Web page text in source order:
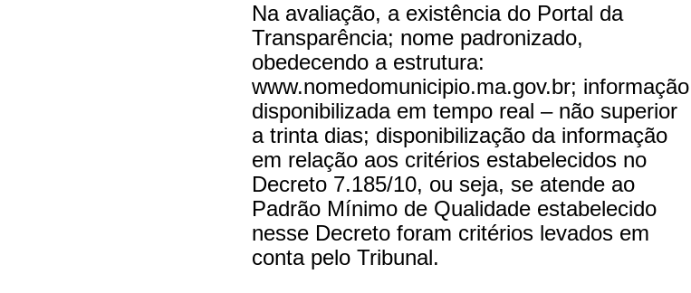
Na avaliação, a existência do Portal da
Transparência; nome padronizado,
obedecendo a estrutura:
www.nomedomunicipio.ma.gov.br; informação
disponibilizada em tempo real – não superior
a trinta dias; disponibilização da informação
em relação aos critérios estabelecidos no
Decreto 7.185/10, ou seja, se atende ao
Padrão Mínimo de Qualidade estabelecido
nesse Decreto foram critérios levados em
conta pelo Tribunal.